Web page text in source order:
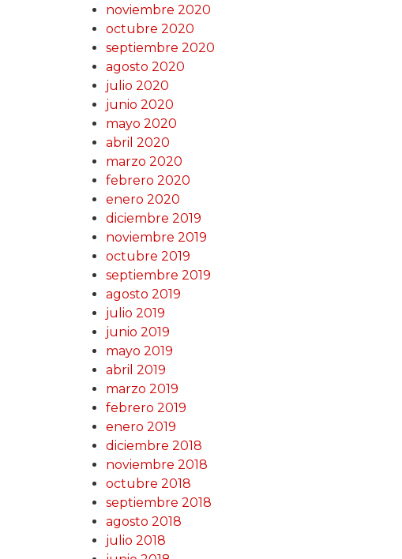
noviembre 2020
octubre 2020
septiembre 2020
agosto 2020
julio 2020
junio 2020
mayo 2020
abril 2020
marzo 2020
febrero 2020
enero 2020
diciembre 2019
noviembre 2019
octubre 2019
septiembre 2019
agosto 2019
julio 2019
junio 2019
mayo 2019
abril 2019
marzo 2019
febrero 2019
enero 2019
diciembre 2018
noviembre 2018
octubre 2018
septiembre 2018
agosto 2018
julio 2018